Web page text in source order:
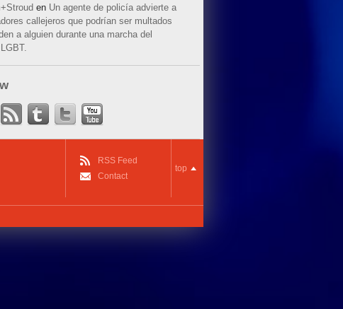
en Un agente de policía advierte a
callejeros que podrían ser multados
a alguien durante una marcha del
RSS Feed
Contact
top